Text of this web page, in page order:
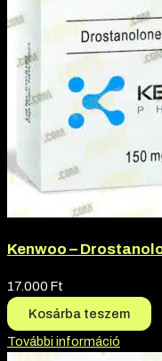
Kenwoo –
17.000 Ft
Kosárba teszem
További információ